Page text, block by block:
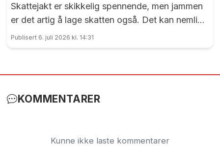
Skattejakt er skikkelig spennende, men jammen
er det artig å lage skatten også. Det kan nemlig
elevene ved Vilberg barneskole skrive under på.
Denne saken ble publisert for første gang 15. juni
Publisert 6. juli 2026 kl. 14:31
KOMMENTARER
Kunne ikke laste kommentarer